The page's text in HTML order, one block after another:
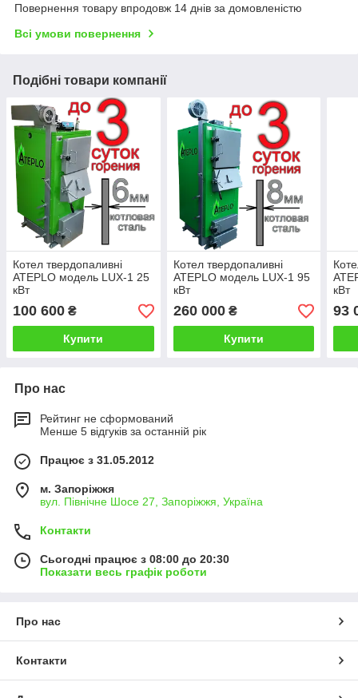
Повернення товару впродовж 14 днів за домовленістю
Всі умови повернення
Подібні товари компанії
Котел твердопаливні
ATEPLO модель LUX-1 25
кВт
100 600 ₴
Купити
Котел твердопаливні
ATEPLO модель LUX-1 95
кВт
260 000₴
Купити
кВт
93
Про нас
Рейтинг не сформований
Менше 5 відгуків за останній рік
Працює з 31.05.2012
м. Запоріжжя
вул. Північне Шосе 27, Запоріжжя, Україна
Контакти
Сьогодні працює з 08:00 до 20:30
Показати весь графік роботи
Про нас
Контакти